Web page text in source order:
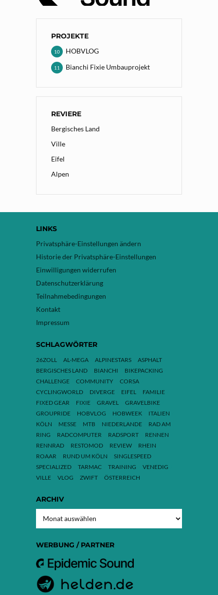
PROJEKTE
HOBVLOG
10
Bianchi Fixie Umbauprojekt
11
REVIERE
Bergisches Land
Ville
Eifel
Alpen
LINKS
Privatsphäre-Einstellungen ändern
Historie der Privatsphäre-Einstellungen
Einwilligungen widerrufen
Datenschutzerklärung
Teilnahmebedingungen
Kontakt
Impressum
SCHLAGWÖRTER
26ZOLL AL-MEGA ALPINESTARS
ASPHALT
BERGISCHES LAND
BIANCHI
BIKEPACKING
CHALLENGE
COMMUNITY
CORSA
CYCLINGWORLD
DIVERGE EIFEL
FAMILIE
FIXED GEAR
FIXIE GRAVEL
GRAVELBIKE
GROUPRIDE
HOBVLOG HOBWEEK
ITALIEN
KÖLN
MESSE MTB NIEDERLANDE
RAD AM
RING
RADCOMPUTER RADSPORT
RENNEN
RENNRAD
RESTOMOD REVIEW
RHEIN
ROAAR
RUND UM KÖLN
SINGLESPEED
SPECIALIZED
TARMAC TRAINING
VENEDIG
VILLE
VLOG ZWIFT ÖSTERREICH
ARCHIV
WERBUNG / PARTNER